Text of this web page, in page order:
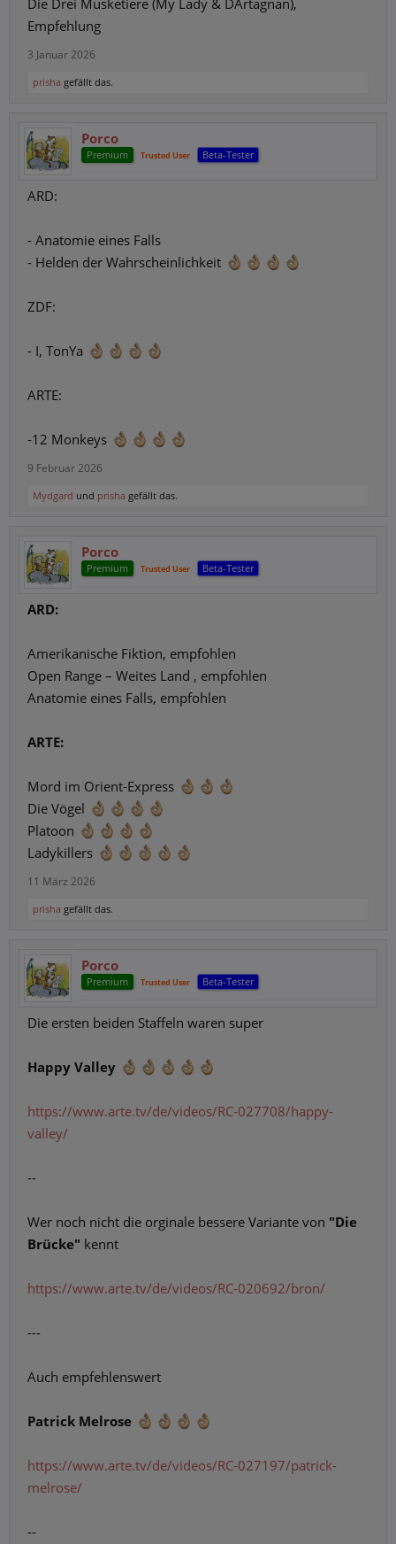
Die Drei Musketiere (My Lady & DArtagnan),
Empfehlung
3 Januar 2026
prisha gefällt das.
Porco
Premium Trusted User Beta-Tester
ARD:
- Anatomie eines Falls
- Helden der Wahrscheinlichkeit
ZDF:
- I, TonYa
ARTE:
-12 Monkeys
9 Februar 2026
Mydgard und prisha gefällt das.
Porco
Premium Trusted User Beta-Tester
ARD:
Amerikanische Fiktion, empfohlen
Open Range – Weites Land , empfohlen
Anatomie eines Falls, empfohlen
ARTE:
Mord im Orient-Express
Die Vögel
Platoon
Ladykillers
11 März 2026
prisha gefällt das.
Porco
Premium Trusted User Beta-Tester
Die ersten beiden Staffeln waren super
Happy Valley
https://www.arte.tv/de/videos/RC-027708/happy-
valley/
--
Wer noch nicht die orginale bessere Variante von "Die
Brücke" kennt
https://www.arte.tv/de/videos/RC-020692/bron/
---
Auch empfehlenswert
Patrick Melrose
https://www.arte.tv/de/videos/RC-027197/patrick-
melrose/
--